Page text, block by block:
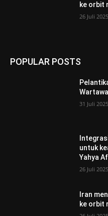
ke orbit
26 Juli 2025
POPULAR POSTS
31 Juli 2025
untuk
Yahya
26 Juli 2025
Iran
ke orbit